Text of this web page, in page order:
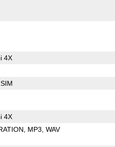
4X
4X
MP3 WAV